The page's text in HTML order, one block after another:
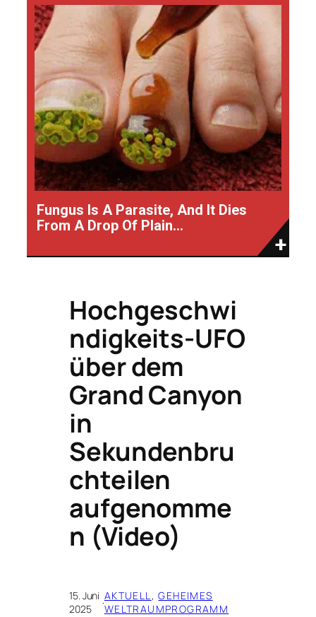
Fungus Is A Parasite, And It Dies
From A Drop Of Plain...
Hochgeschwi
ndigkeits-UFO
über dem
Grand Canyon
in
Sekundenbru
chteilen
aufgenomme
n (Video)
15. Juni
2025
·AKTUELL, GEHEIMES
WELTRAUMPROGRAMM